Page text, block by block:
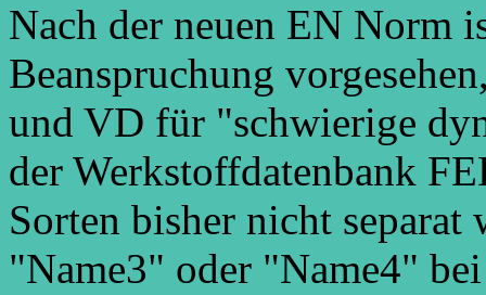
Nach der neuen EN Norm
Beanspruchung
und VD für "schwierige
der Werkstoffdatenbank
Sorten bisher nicht
"Name3" oder "Name4"